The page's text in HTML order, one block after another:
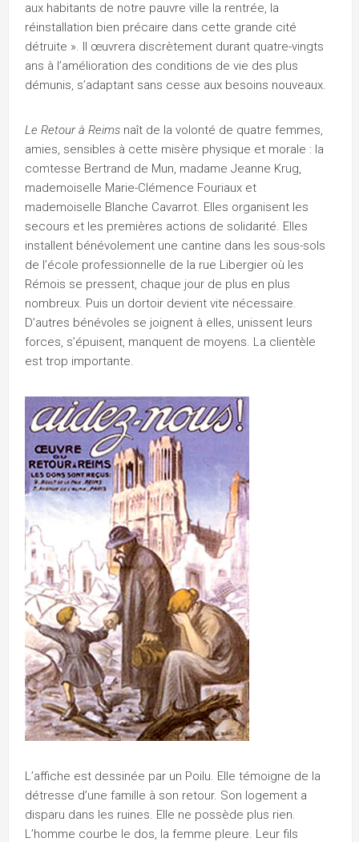
aux habitants de notre pauvre ville la rentrée, la
réinstallation bien précaire dans cette grande cité
détruite ». Il œuvrera discrètement durant quatre-vingts
ans à l’amélioration des conditions de vie des plus
démunis, s’adaptant sans cesse aux besoins nouveaux.
Le Retour à Reims naît de la volonté de quatre femmes,
amies, sensibles à cette misère physique et morale : la
comtesse Bertrand de Mun, madame Jeanne Krug,
mademoiselle Marie-Clémence Fouriaux et
mademoiselle Blanche Cavarrot. Elles organisent les
secours et les premières actions de solidarité. Elles
installent bénévolement une cantine dans les sous-sols
de l’école professionnelle de la rue Libergier où les
Rémois se pressent, chaque jour de plus en plus
nombreux. Puis un dortoir devient vite nécessaire.
D’autres bénévoles se joignent à elles, unissent leurs
forces, s’épuisent, manquent de moyens. La clientèle
est trop importante.
L’affiche est dessinée par un Poilu. Elle témoigne de la
détresse d’une famille à son retour. Son logement a
disparu dans les ruines. Elle ne possède plus rien.
L’homme courbe le dos, la femme pleure. Leur fils